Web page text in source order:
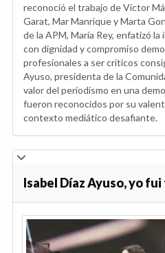
reconoció el trabajo de Víctor
Garat, Mar Manrique y Marta
de la APM, María Rey, enfatizó
con dignidad y compromiso
profesionales a ser críticos
Ayuso, presidenta de la
valor del periodismo en una
fueron reconocidos por su
contexto mediático desafiante.
Isabel Díaz Ayuso, yo